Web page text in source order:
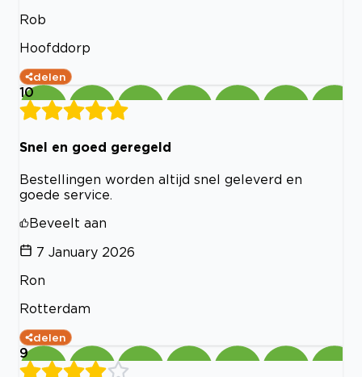
Rob
Hoofddorp
delen
10
Snel en goed geregeld
Bestellingen worden altijd snel geleverd en
goede service.
Beveelt aan
7 January 2026
Ron
Rotterdam
delen
9